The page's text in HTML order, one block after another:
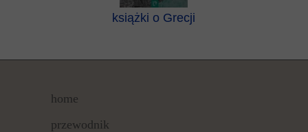
home
przewodnik
książki o Grecji